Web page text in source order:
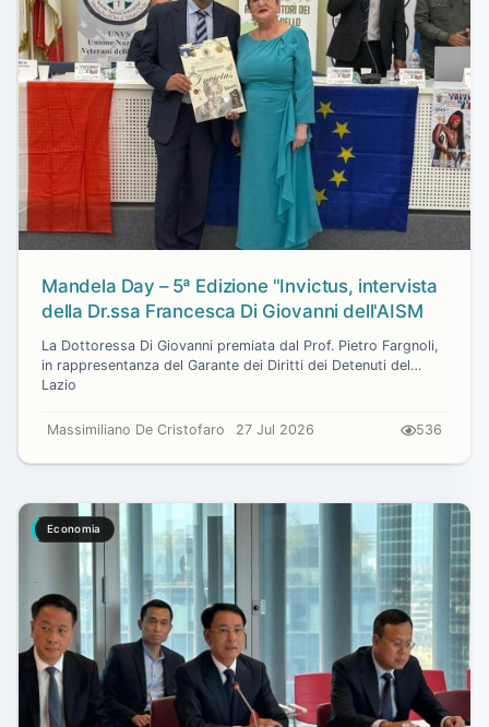
Mandela Day – 5ª Edizione "Invictus, intervista
della Dr.ssa Francesca Di Giovanni dell'AISM
La Dottoressa Di Giovanni premiata dal Prof. Pietro Fargnoli,
in rappresentanza del Garante dei Diritti dei Detenuti del
Lazio
Massimiliano De Cristofaro 27 Jul 2026 536
Economia